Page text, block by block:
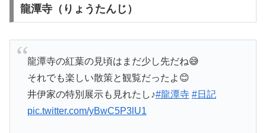
龍潭寺（りょうたんじ）
龍潭寺の紅葉の見頃はまだ少し先だね😅
それでも楽しい散策と観覧だったよ😊
井伊家の特別展示も見れたし♪#龍潭寺 #日記
pic.twitter.com/yBwC5P3lU1